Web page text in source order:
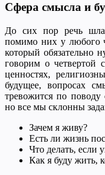
Сфера смысла и
До сих пор речь
помимо них у любого
который обязательно
говорим о четвертой
ценностях,
будущее, вопросах
тревожится по
но все мы склонны
Зачем я живу?
Есть ли жизнь
Что делать, если
Как я буду жить,